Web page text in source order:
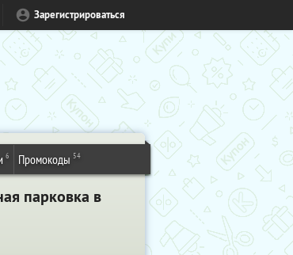
Зарегистрироваться
6 Промокоды 54
парковка в